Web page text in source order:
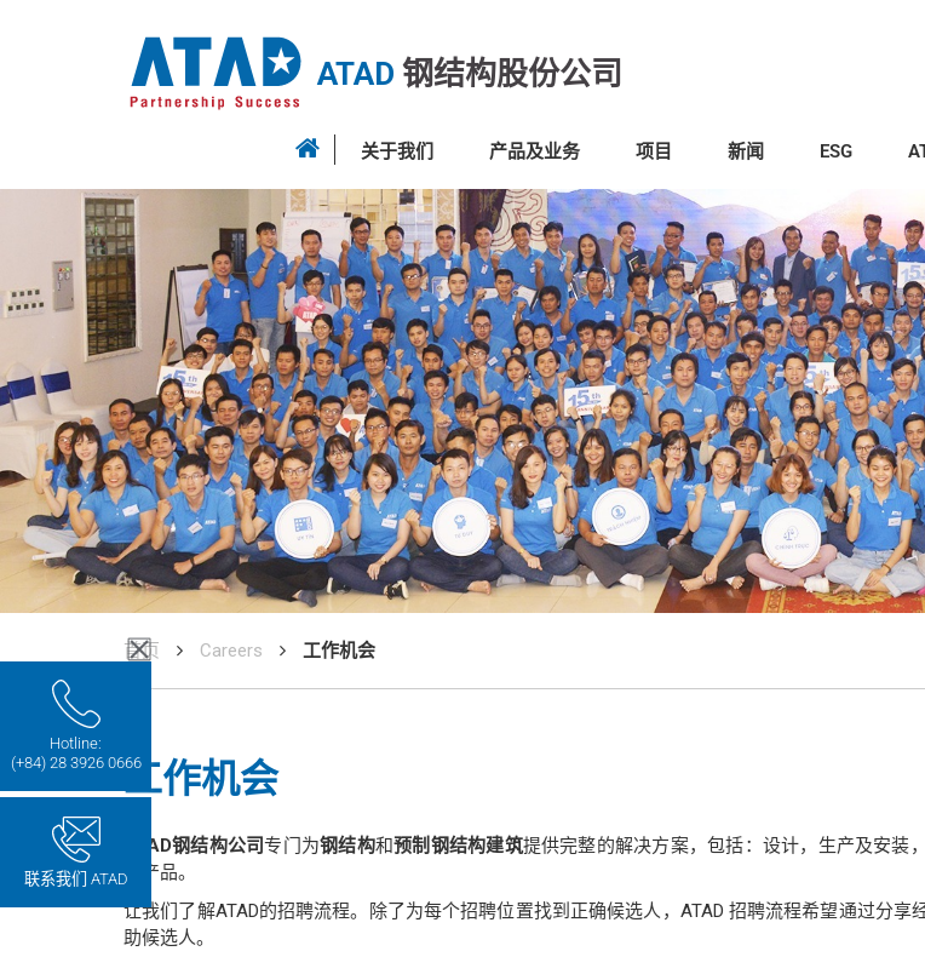
ATAD 钢结构股份公司
关于我们 产品及业务 项目 新闻 ESG
首页 Careers 工作机会
工作机会
ATAD钢结构公司专门为钢结构和预制钢结构建筑提供完整的解决方案，包括：设计，生产及安装
构产品。
让我们了解ATAD的招聘流程。除了为每个招聘位置找到正确候选人，ATAD 招聘流程希望通过分享
助候选人。
Hotline:
(+84) 28 3926 0666
联系我们 ATAD